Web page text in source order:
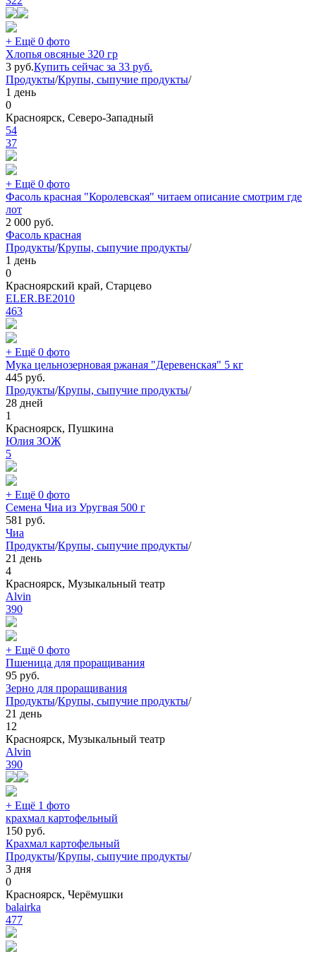
+ Ещё 0 фото
Хлопья овсяные 320 гр
3 руб.Купить сейчас за 33 руб.
Продукты/Крупы, сыпучие продукты/
1 день
0
Красноярск, Северо-Западный
54
37
+ Ещё 0 фото
Фасоль красная "Королевская" читаем описание смотрим где
лот
2 000 руб.
Фасоль красная
Продукты/Крупы, сыпучие продукты/
1 день
0
Красноярский край, Старцево
ELER.BE2010
463
+ Ещё 0 фото
Мука цельнозерновая ржаная "Деревенская" 5 кг
445 руб.
Продукты/Крупы, сыпучие продукты/
28 дней
1
Красноярск, Пушкина
Юлия ЗОЖ
5
+ Ещё 0 фото
Семена Чиа из Уругвая 500 г
581 руб.
Чиа
Продукты/Крупы, сыпучие продукты/
21 день
4
Красноярск, Музыкальный театр
Alvin
390
+ Ещё 0 фото
Пшеница для проращивания
95 руб.
Зерно для проращивания
Продукты/Крупы, сыпучие продукты/
21 день
12
Красноярск, Музыкальный театр
Alvin
390
+ Ещё 1 фото
крахмал картофельный
150 руб.
Крахмал картофельный
Продукты/Крупы, сыпучие продукты/
3 дня
0
Красноярск, Черёмушки
balairka
477